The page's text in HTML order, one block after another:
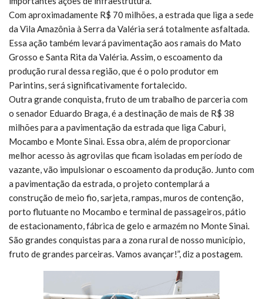
Com aproximadamente R$ 70 milhões, a estrada que liga a sede
da Vila Amazônia à Serra da Valéria será totalmente asfaltada.
Essa ação também levará pavimentação aos ramais do Mato
Grosso e Santa Rita da Valéria. Assim, o escoamento da
produção rural dessa região, que é o polo produtor em
Parintins, será significativamente fortalecido.
Outra grande conquista, fruto de um trabalho de parceria com
o senador Eduardo Braga, é a destinação de mais de R$ 38
milhões para a pavimentação da estrada que liga Caburi,
Mocambo e Monte Sinai. Essa obra, além de proporcionar
melhor acesso às agrovilas que ficam isoladas em período de
vazante, vão impulsionar o escoamento da produção. Junto com
a pavimentação da estrada, o projeto contemplará a
construção de meio fio, sarjeta, rampas, muros de contenção,
porto flutuante no Mocambo e terminal de passageiros, pátio
de estacionamento, fábrica de gelo e armazém no Monte Sinai.
São grandes conquistas para a zona rural de nosso município,
fruto de grandes parceiras. Vamos avançar!”, diz a postagem.